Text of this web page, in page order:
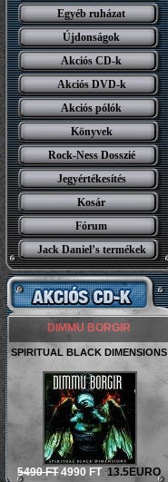
Egyéb ruházat
Újdonságok
Akciós CD-k
Akciós DVD-k
Akciós pólók
Könyvek
Rock-Ness Dosszié
Jegyértékesítés
Kosár
Fórum
Jack Daniel’s termékek
DIMMU BORGIR
SPIRITUAL BLACK DIMENSIONS
5490 FT 4990 FT 13.5EURO